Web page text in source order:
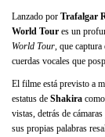
Lanzado por Trafalgar
World Tour es un
World Tour , que
cuerdas vocales que
El filme está previsto a
estatus de Shakira
vistas, detrás de
sus propias palabras